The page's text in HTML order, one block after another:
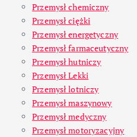
Przemysł chemiczny
Przemysł ciężki
Przemysł energetyczny
Przemysł farmaceutyczny
Przemysł hutniczy
Przemysł Lekki
Przemysł lotniczy
Przemysł maszynowy
Przemysł medyczny
Przemysł motoryzacyjny